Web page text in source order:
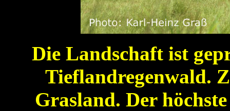
Die Landschaft ist
Tieflandregenwald.
Grasland. Der